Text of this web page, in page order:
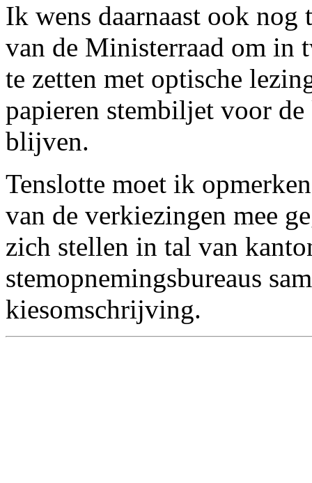
Ik wens daarnaast ook nog
van de Ministerraad om in
te zetten met optische
papieren stembiljet voor
blijven.
Tenslotte moet ik
van de verkiezingen mee
zich stellen in tal van
stemopnemingsbureaus
kiesomschrijving.